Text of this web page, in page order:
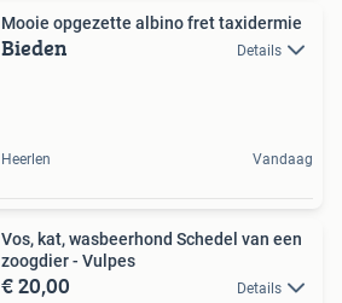
Mooie opgezette albino fret taxidermie
Bieden Details
Heerlen Vandaag
Vos, kat, wasbeerhond Schedel van een
zoogdier - Vulpes
€ 20,00 Details